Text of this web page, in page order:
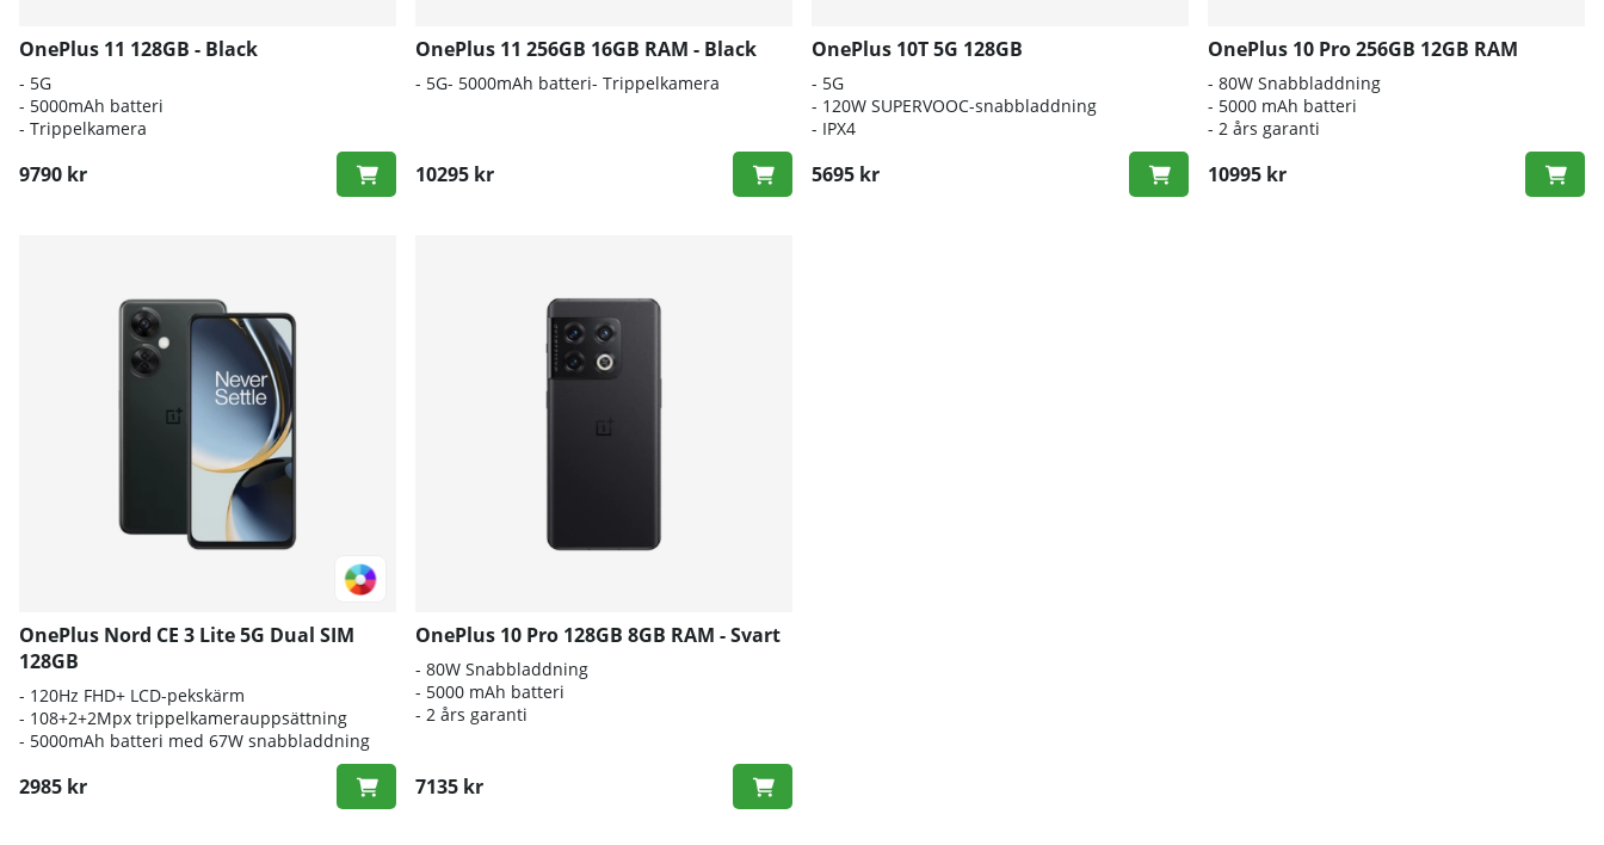
OnePlus 11 128GB - Black
- 5G
- 5000mAh batteri
- Trippelkamera
9790 kr
OnePlus 11 256GB 16GB RAM - Black
- 5G- 5000mAh batteri- Trippelkamera
10295 kr
OnePlus 10T 5G 128GB
- 5G
- 120W SUPERVOOC-snabbladdning
- IPX4
5695 kr
OnePlus 10 Pro 256GB 12GB RAM
- 80W Snabbladdning
- 5000 mAh batteri
- 2 års garanti
10995 kr
OnePlus Nord CE 3 Lite 5G Dual SIM
128GB
- 120Hz FHD+ LCD-pekskärm
- 108+2+2Mpx trippelkamerauppsättning
- 5000mAh batteri med 67W snabbladdning
2985 kr
OnePlus 10 Pro 128GB 8GB RAM - Svart
- 80W Snabbladdning
- 5000 mAh batteri
- 2 års garanti
7135 kr